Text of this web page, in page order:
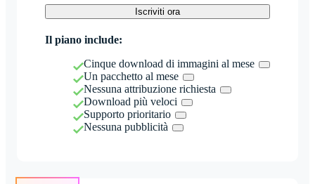
Iscriviti ora
Il piano include:
Cinque download di immagini al mese
Un pacchetto al mese
Nessuna attribuzione richiesta
Download più veloci
Supporto prioritario
Nessuna pubblicità